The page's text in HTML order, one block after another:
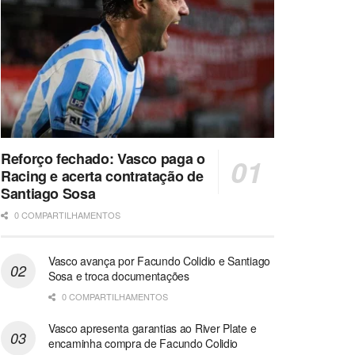
Reforço fechado: Vasco paga o
Racing e acerta contratação de
Santiago Sosa
0 COMPARTILHAMENTOS
Vasco avança por Facundo Colidio e Santiago
Sosa e troca documentações
0 COMPARTILHAMENTOS
Vasco apresenta garantias ao River Plate e
encaminha compra de Facundo Colidio